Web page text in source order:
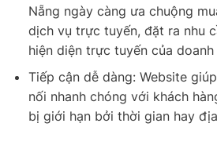
Nẵng ngày càng ưa chuộng
dịch vụ trực tuyến, đặt ra nhu
hiện diện trực tuyến của doanh
Tiếp cận dễ dàng: Website
nối nhanh chóng với khách
bị giới hạn bởi thời gian hay